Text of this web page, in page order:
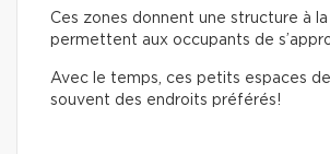
Ces zones donnent une structure à
permettent aux occupants de
Avec le temps, ces petits espaces
souvent des endroits préférés!